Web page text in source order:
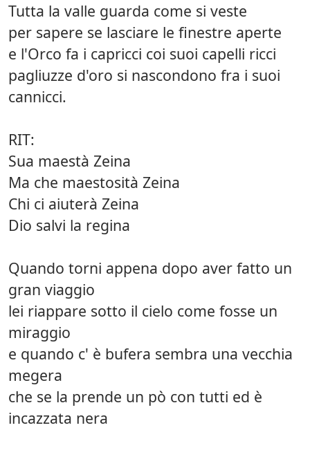
Tutta la valle guarda come si veste
per sapere se lasciare le finestre aperte
e l'Orco fa i capricci coi suoi capelli ricci
pagliuzze d'oro si nascondono fra i suoi
cannicci.
RIT:
Sua maestà Zeina
Ma che maestosità Zeina
Chi ci aiuterà Zeina
Dio salvi la regina
Quando torni appena dopo aver fatto un
gran viaggio
lei riappare sotto il cielo come fosse un
miraggio
e quando c' è bufera sembra una vecchia
megera
che se la prende un pò con tutti ed è
incazzata nera